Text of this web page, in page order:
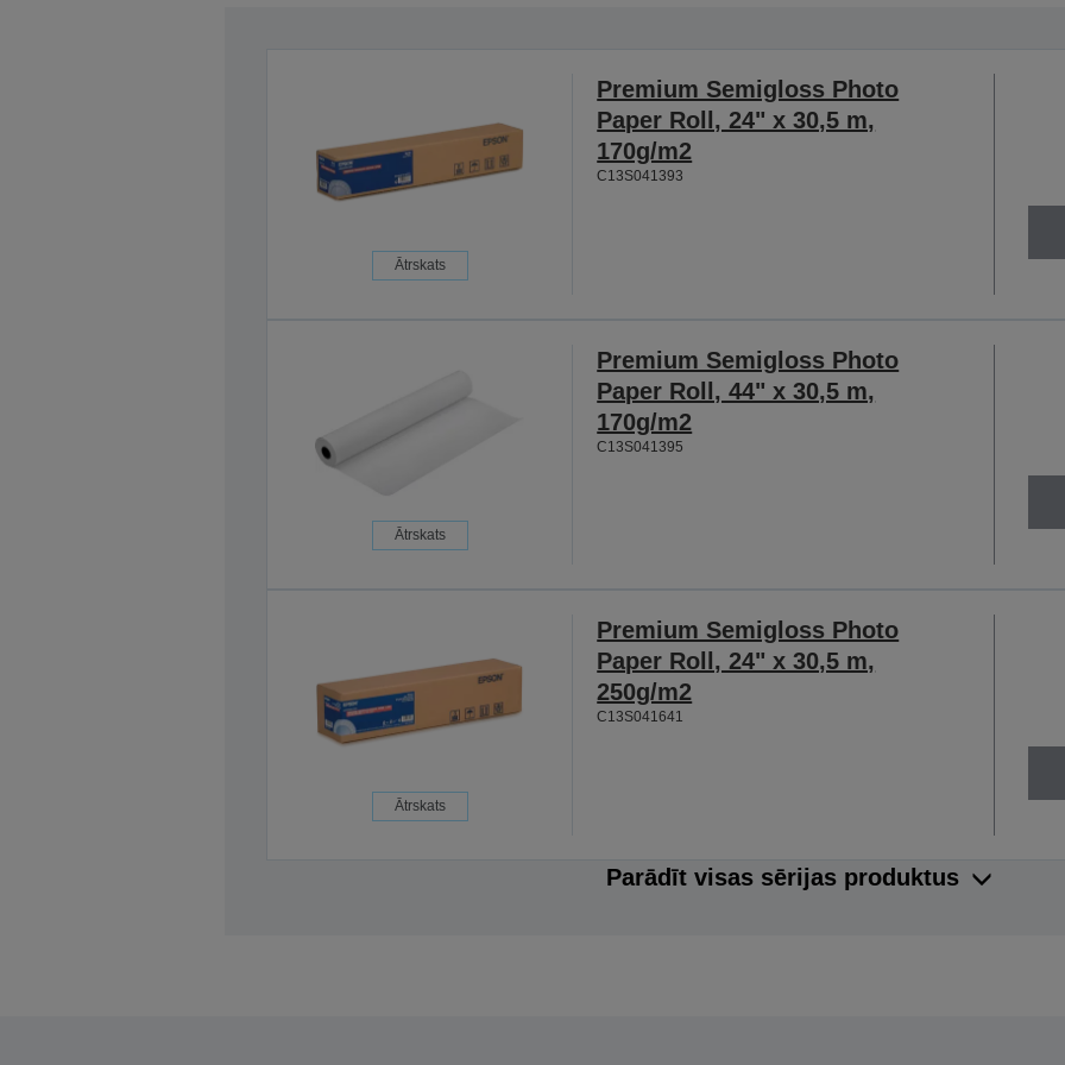
Ātrskats
Premium Semigloss Photo
Paper Roll, 24" x 30,5 m,
170g/m2
C13S041393
Ātrskats
Premium Semigloss Photo
Paper Roll, 44" x 30,5 m,
170g/m2
C13S041395
Ātrskats
Premium Semigloss Photo
Paper Roll, 24" x 30,5 m,
250g/m2
C13S041641
Parādīt visas sērijas produktus